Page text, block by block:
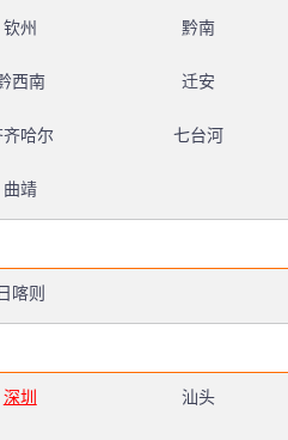
钦州 黔南
西南 迁安
齐哈尔 七台河
曲靖
日喀则
深圳 汕头